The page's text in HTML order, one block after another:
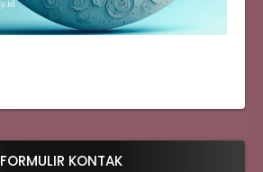
FORMULIR KONTAK